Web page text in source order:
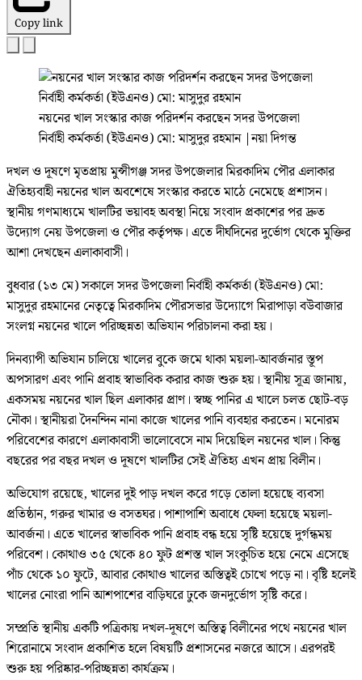
Copy link
নয়নের খাল সংস্কার কাজ পরিদর্শন করছেন সদর উপজেলা
নির্বাহী কর্মকর্তা (ইউএনও) মো: মাসুদুর রহমান |নয়া দিগন্ত
দখল ও দূষণে মৃতপ্রায় মুন্সীগঞ্জ সদর উপজেলার মিরকাদিম পৌর এলাকার
ঐতিহ্যবাহী নয়নের খাল অবশেষে সংস্কার করতে মাঠে নেমেছে প্রশাসন।
স্থানীয় গণমাধ্যমে খালটির ভয়াবহ অবস্থা নিয়ে সংবাদ প্রকাশের পর দ্রুত
উদ্যোগ নেয় উপজেলা ও পৌর কর্তৃপক্ষ। এতে দীর্ঘদিনের দুর্ভোগ থেকে মুক্তির
আশা দেখছেন এলাকাবাসী।
বুধবার (১৩ মে) সকালে সদর উপজেলা নির্বাহী কর্মকর্তা (ইউএনও) মো:
মাসুদুর রহমানের নেতৃত্বে মিরকাদিম পৌরসভার উদ্যোগে মিরাপাড়া বউবাজার
সংলগ্ন নয়নের খালে পরিচ্ছন্নতা অভিযান পরিচালনা করা হয়।
দিনব্যাপী অভিযান চালিয়ে খালের বুকে জমে থাকা ময়লা-আবর্জনার স্তূপ
অপসারণ এবং পানি প্রবাহ স্বাভাবিক করার কাজ শুরু হয়। স্থানীয় সূত্র জানায়,
একসময় নয়নের খাল ছিল এলাকার প্রাণ। স্বচ্ছ পানির এ খালে চলত ছোট-বড়
নৌকা। স্থানীয়রা দৈনন্দিন নানা কাজে খালের পানি ব্যবহার করতেন। মনোরম
পরিবেশের কারণে এলাকাবাসী ভালোবেসে নাম দিয়েছিল নয়নের খাল। কিন্তু
বছরের পর বছর দখল ও দূষণে খালটির সেই ঐতিহ্য এখন প্রায় বিলীন।
অভিযোগ রয়েছে, খালের দুই পাড় দখল করে গড়ে তোলা হয়েছে ব্যবসা
প্রতিষ্ঠান, গরুর খামার ও বসতঘর। পাশাপাশি অবাধে ফেলা হয়েছে ময়লা-
আবর্জনা। এতে খালের স্বাভাবিক পানি প্রবাহ বন্ধ হয়ে সৃষ্টি হয়েছে দুর্গন্ধময়
পরিবেশ। কোথাও ৩৫ থেকে ৪০ ফুট প্রশস্ত খাল সংকুচিত হয়ে নেমে এসেছে
পাঁচ থেকে ১০ ফুটে, আবার কোথাও খালের অস্তিত্বই চোখে পড়ে না। বৃষ্টি হলেই
খালের নোংরা পানি আশপাশের বাড়িঘরে ঢুকে জনদুর্ভোগ সৃষ্টি করে।
সম্প্রতি স্থানীয় একটি পত্রিকায় দখল-দূষণে অস্তিত্ব বিলীনের পথে নয়নের খাল
শিরোনামে সংবাদ প্রকাশিত হলে বিষয়টি প্রশাসনের নজরে আসে। এরপরই
শুরু হয় পরিষ্কার-পরিচ্ছন্নতা কার্যক্রম।